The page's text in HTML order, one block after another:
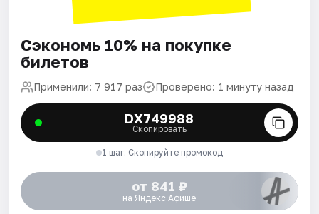
Сэкономь 10% на покупке
билетов
Применили: 7 917 раз Проверено: 1 минуту назад
DX749988
Скопировать
1 шаг. Скопируйте промокод
от 841 ₽
на Яндекс Афише